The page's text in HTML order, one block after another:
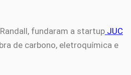
fundaram a startup JUC
de carbono, eletroquímica e